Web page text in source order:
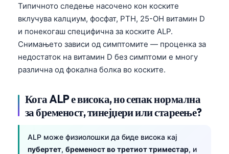
Типичното следење насочено кон коските
вклучува калциум, фосфат, PTH, 25-OH витамин D
и понекогаш специфична за коските ALP.
Снимањето зависи од симптомите — проценка за
недостаток на витамин D без симптоми е многу
различна од фокална болка во коските.
Кога ALP е висока, но сепак нормална
за бременост, тинејџери или стареење?
ALP може физиолошки да биде висока кај
пубертет, бременост во третиот триместар, и
Nederlands
Bahasa Indonesia
Հայերեն
Svenska
Bosanski
Azərbaycan dili